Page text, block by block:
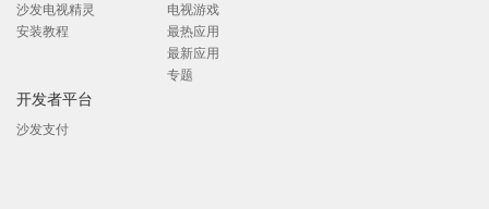
沙发电视精灵
安装教程
电视游戏
最热应用
最新应用
专题
开发者平台
沙发支付